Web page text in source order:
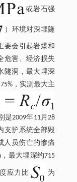
或岩石强
）环境对深埋隧
要会引起岩爆和
危害、经济损失
隧洞，最大埋深
，实测最大主
是2009年11月28
支护系统全部毁
人员伤亡的惨痛
最大埋深约715
应力比 为